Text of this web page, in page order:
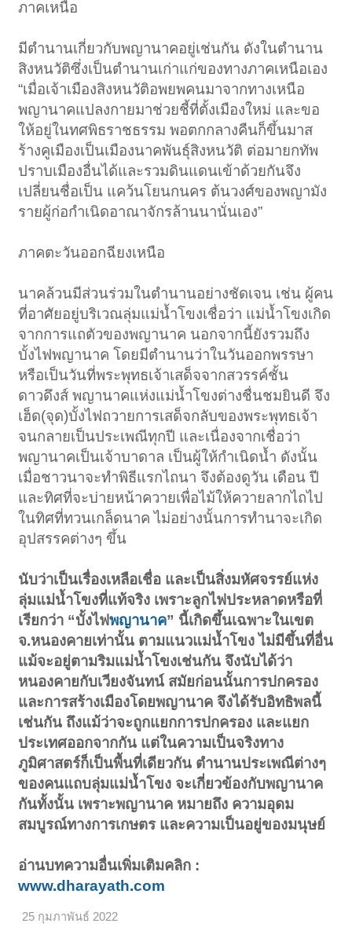
ภาคเหนือ
มีตำนานเกี่ยวกับพญานาคอยู่เช่นกัน ดังในตำนาน
สิงหนวัติซึ่งเป็นตำนานเก่าแก่ของทางภาคเหนือเอง
“เมื่อเจ้าเมืองสิงหนวัติอพยพคนมาจากทางเหนือ
พญานาคแปลงกายมาช่วยชี้ที่ตั้งเมืองใหม่ และขอ
ให้อยู่ในทศพิธราชธรรม พอตกกลางคืนก็ขึ้นมาส
ร้างคูเมืองเป็นเมืองนาคพันธุ์สิงหนวัติ ต่อมายกทัพ
ปราบเมืองอื่นได้และรวมดินแดนเข้าด้วยกันจึง
เปลี่ยนชื่อเป็น แคว้นโยนกนคร ต้นวงศ์ของพญามัง
รายผู้ก่อกำเนิดอาณาจักรล้านนานั่นเอง”
ภาคตะวันออกฉียงเหนือ
นาคล้วนมีส่วนร่วมในตำนานอย่างชัดเจน เช่น ผู้คน
ที่อาศัยอยู่บริเวณลุ่มแม่น้ำโขงเชื่อว่า แม่น้ำโขงเกิด
จากการแถตัวของพญานาค นอกจากนี้ยังรวมถึง
บั้งไฟพญานาค โดยมีตำนานว่าในวันออกพรรษา
หรือเป็นวันที่พระพุทธเจ้าเสด็จจากสวรรค์ชั้น
ดาวดึงส์ พญานาคแห่งแม่น้ำโขงต่างชื่นชมยินดี จึง
เฮ็ด(จุด)บั้งไฟถวายการเสด็จกลับของพระพุทธเจ้า
จนกลายเป็นประเพณีทุกปี และเนื่องจากเชื่อว่า
พญานาคเป็นเจ้าบาดาล เป็นผู้ให้กำเนิดน้ำ ดังนั้น
เมื่อชาวนาจะทำพิธีแรกไถนา จึงต้องดูวัน เดือน ปี
และทิศที่จะบ่ายหน้าควายเพื่อไม้ให้ควายลากไถไป
ในทิศที่ทวนเกล็ดนาค ไม่อย่างนั้นการทำนาจะเกิด
อุปสรรคต่างๆ ขึ้น
นับว่าเป็นเรื่องเหลือเชื่อ และเป็นสิ่งมหัศจรรย์แห่ง
ลุ่มแม่น้ำโขงที่แท้จริง เพราะลูกไฟประหลาดหรือที่
เรียกว่า “บั้งไฟพญานาค” นี้เกิดขึ้นเฉพาะในเขต
จ.หนองคายเท่านั้น ตามแนวแม่น้ำโขง ไม่มีขึ้นที่อื่น
แม้จะอยู่ตามริมแม่น้ำโขงเช่นกัน จึงนับได้ว่า
หนองคายกับเวียงจันทน์ สมัยก่อนนั้นการปกครอง
และการสร้างเมืองโดยพญานาค จึงได้รับอิทธิพลนี้
เช่นกัน ถึงแม้ว่าจะถูกแยกการปกครอง และแยก
ประเทศออกจากกัน แต่ในความเป็นจริงทาง
ภูมิศาสตร์ก็เป็นพื้นที่เดียวกัน ตำนานประเพณีต่างๆ
ของคนแถบลุ่มแม่น้ำโขง จะเกี่ยวข้องกับพญานาค
กันทั้งนั้น เพราะพญานาค หมายถึง ความอุดม
สมบูรณ์ทางการเกษตร และความเป็นอยู่ของมนุษย์
อ่านบทความอื่นเพิ่มเติมคลิก :
www.dharayath.com
25 กุมภาพันธ์ 2022